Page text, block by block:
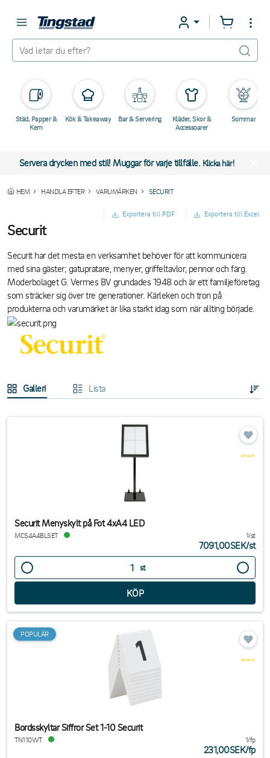
Städ, Papper &
Kem
Kök & Takeaway Bar & Servering
Kläder, Skor &
Accessoarer
Sommar
Servera drycken med stil! Muggar för varje tillfälle. Klicka här!
HEM HANDLA EFTER VARUMÄRKEN SECURIT
Exportera till PDF Exportera till Excel
Securit
Securit har det mesta en verksamhet behöver för att kommunicera
med sina gäster; gatupratare, menyer, griffeltavlor, pennor och färg.
Moderbolaget G. Vermes BV grundades 1948 och är ett familjeföretag
som sträcker sig över tre generationer. Kärleken och tron på
produkterna och varumärket är lika starkt idag som när allting började.
Galleri Lista
Securit Menyskylt på Fot 4xA4 LED
MCS4A4BLSET 1/st
7091,00SEK/st
st
POPULÄR
Bordsskyltar Siffror Set 1-10 Securit
TN110WT 1/fp
231,00SEK/fp